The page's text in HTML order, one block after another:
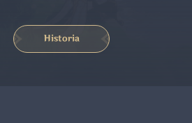
Historia